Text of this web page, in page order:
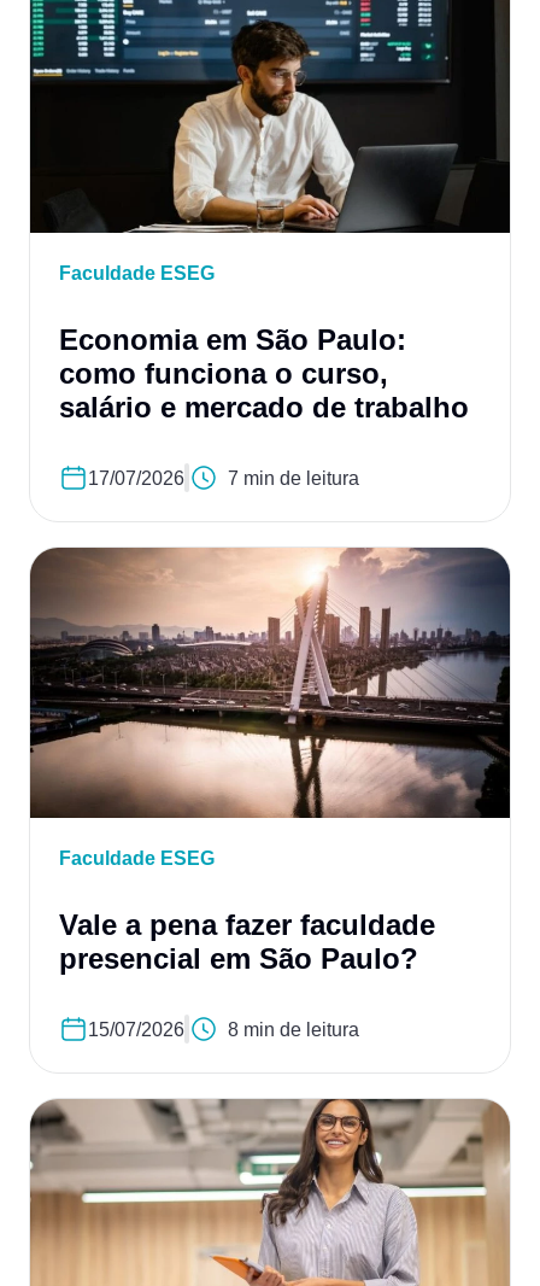
Faculdade ESEG
Economia em São Paulo:
como funciona o curso,
salário e mercado de trabalho
17/07/2026 7 min de leitura
Faculdade ESEG
Vale a pena fazer faculdade
presencial em São Paulo?
15/07/2026 8 min de leitura